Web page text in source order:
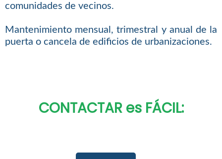
comunidades de vecinos.
Mantenimiento mensual, trimestral y anual de la
puerta o cancela de edificios de urbanizaciones.
CONTACTAR es FÁCIL: